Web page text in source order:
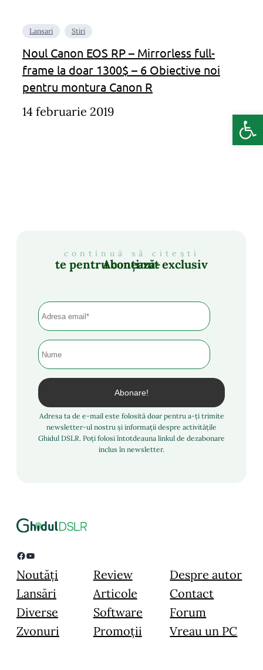
Lansari Stiri
Noul Canon EOS RP – Mirrorless full-
frame la doar 1300$ – 6 Obiective noi
pentru montura Canon R
14 februarie 2019
continuă să citești
Abonează-te pentru conținut exclusiv
Adresa ta de e-mail este folosită doar pentru a-ți trimite
newsletter-ul nostru și informații despre activitățile
Ghidul DSLR. Poți folosi întotdeauna linkul de dezabonare
inclus în newsletter.
Facebook YouTube
Noutăți
Lansări
Diverse
Zvonuri
Review
Articole
Software
Promoții
Despre autor
Contact
Forum
Vreau un PC